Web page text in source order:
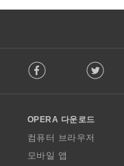
o
w
O
p
Facebook Twitter
OPERA 다운로드
컴퓨터 브라우저
모바일 앱